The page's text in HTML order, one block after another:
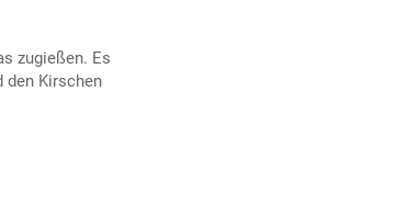
zugießen. Es
Kirschen